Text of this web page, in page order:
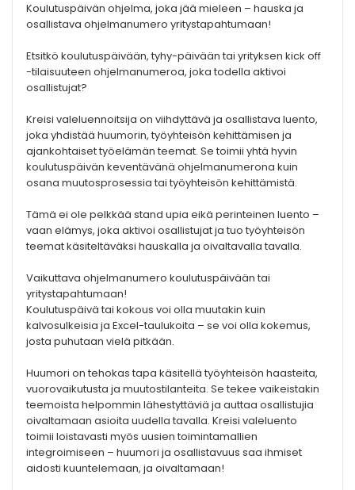
Koulutuspäivän ohjelma, joka jää mieleen – hauska ja
osallistava ohjelmanumero yritystapahtumaan!
Etsitkö koulutuspäivään, tyhy-päivään tai yrityksen kick off
-tilaisuuteen ohjelmanumeroa, joka todella aktivoi
osallistujat?
Kreisi valeluennoitsija on viihdyttävä ja osallistava luento,
joka yhdistää huumorin, työyhteisön kehittämisen ja
ajankohtaiset työelämän teemat. Se toimii yhtä hyvin
koulutuspäivän keventävänä ohjelmanumerona kuin
osana muutosprosessia tai työyhteisön kehittämistä.
Tämä ei ole pelkkää stand upia eikä perinteinen luento –
vaan elämys, joka aktivoi osallistujat ja tuo työyhteisön
teemat käsiteltäväksi hauskalla ja oivaltavalla tavalla.
Vaikuttava ohjelmanumero koulutuspäivään tai
yritystapahtumaan!
Koulutuspäivä tai kokous voi olla muutakin kuin
kalvosulkeisia ja Excel-taulukoita – se voi olla kokemus,
josta puhutaan vielä pitkään.
Huumori on tehokas tapa käsitellä työyhteisön haasteita,
vuorovaikutusta ja muutostilanteita. Se tekee vaikeistakin
teemoista helpommin lähestyttäviä ja auttaa osallistujia
oivaltamaan asioita uudella tavalla. Kreisi valeluento
toimii loistavasti myös uusien toimintamallien
integroimiseen – huumori ja osallistavuus saa ihmiset
aidosti kuuntelemaan, ja oivaltamaan!